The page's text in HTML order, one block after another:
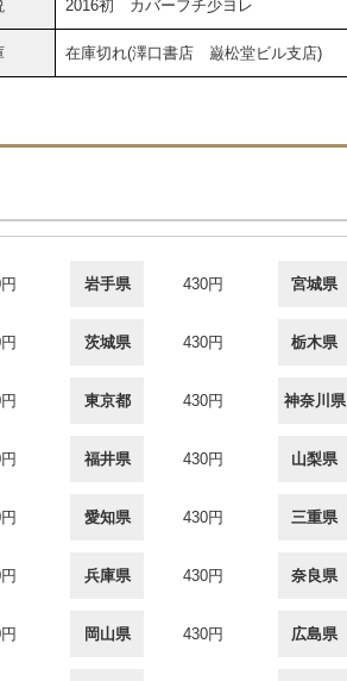
2016初 カバーフチ少ヨレ
在庫切れ(澤口書店 巌松堂ビル支店)
岩手県 430円 宮城県
茨城県 430円 栃木県
東京都 430円 神奈川県
福井県 430円 山梨県
愛知県 430円 三重県
兵庫県 430円 奈良県
岡山県 430円 広島県